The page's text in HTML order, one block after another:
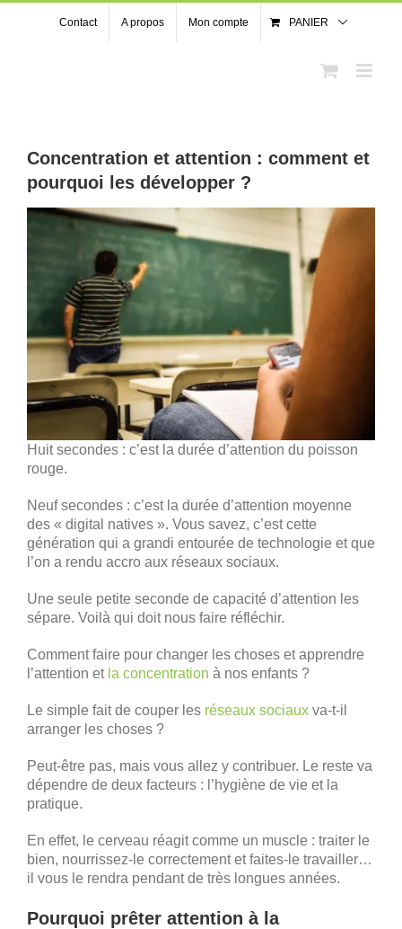
Contact A propos Mon compte PANIER
Concentration et attention : comment et
pourquoi les développer ?
Huit secondes : c’est la durée d’attention du poisson
rouge.
Neuf secondes : c’est la durée d’attention moyenne
des « digital natives ». Vous savez, c’est cette
génération qui a grandi entourée de technologie et que
l’on a rendu accro aux réseaux sociaux.
Une seule petite seconde de capacité d’attention les
sépare. Voilà qui doit nous faire réfléchir.
Comment faire pour changer les choses et apprendre
l’attention et la concentration à nos enfants ?
Le simple fait de couper les réseaux sociaux va-t-il
arranger les choses ?
Peut-être pas, mais vous allez y contribuer. Le reste va
dépendre de deux facteurs : l’hygiène de vie et la
pratique.
En effet, le cerveau réagit comme un muscle : traiter le
bien, nourrissez-le correctement et faites-le travailler…
il vous le rendra pendant de très longues années.
Pourquoi prêter attention à la